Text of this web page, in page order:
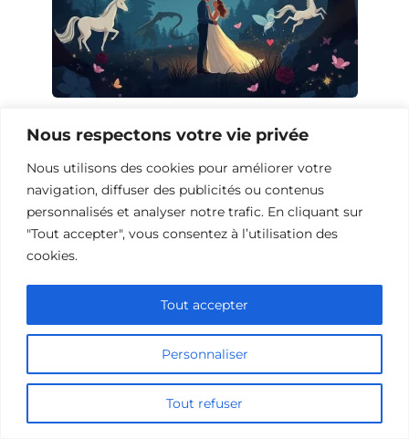
Nous respectons votre vie privée
Nous utilisons des cookies pour améliorer votre
navigation, diffuser des publicités ou contenus
personnalisés et analyser notre trafic. En cliquant sur
"Tout accepter", vous consentez à l’utilisation des
cookies.
Personnaliser
Tout refuser
Tout accepter
Films de fantasy sur les rendez-vous
Films de science-fiction avec des
gardiens